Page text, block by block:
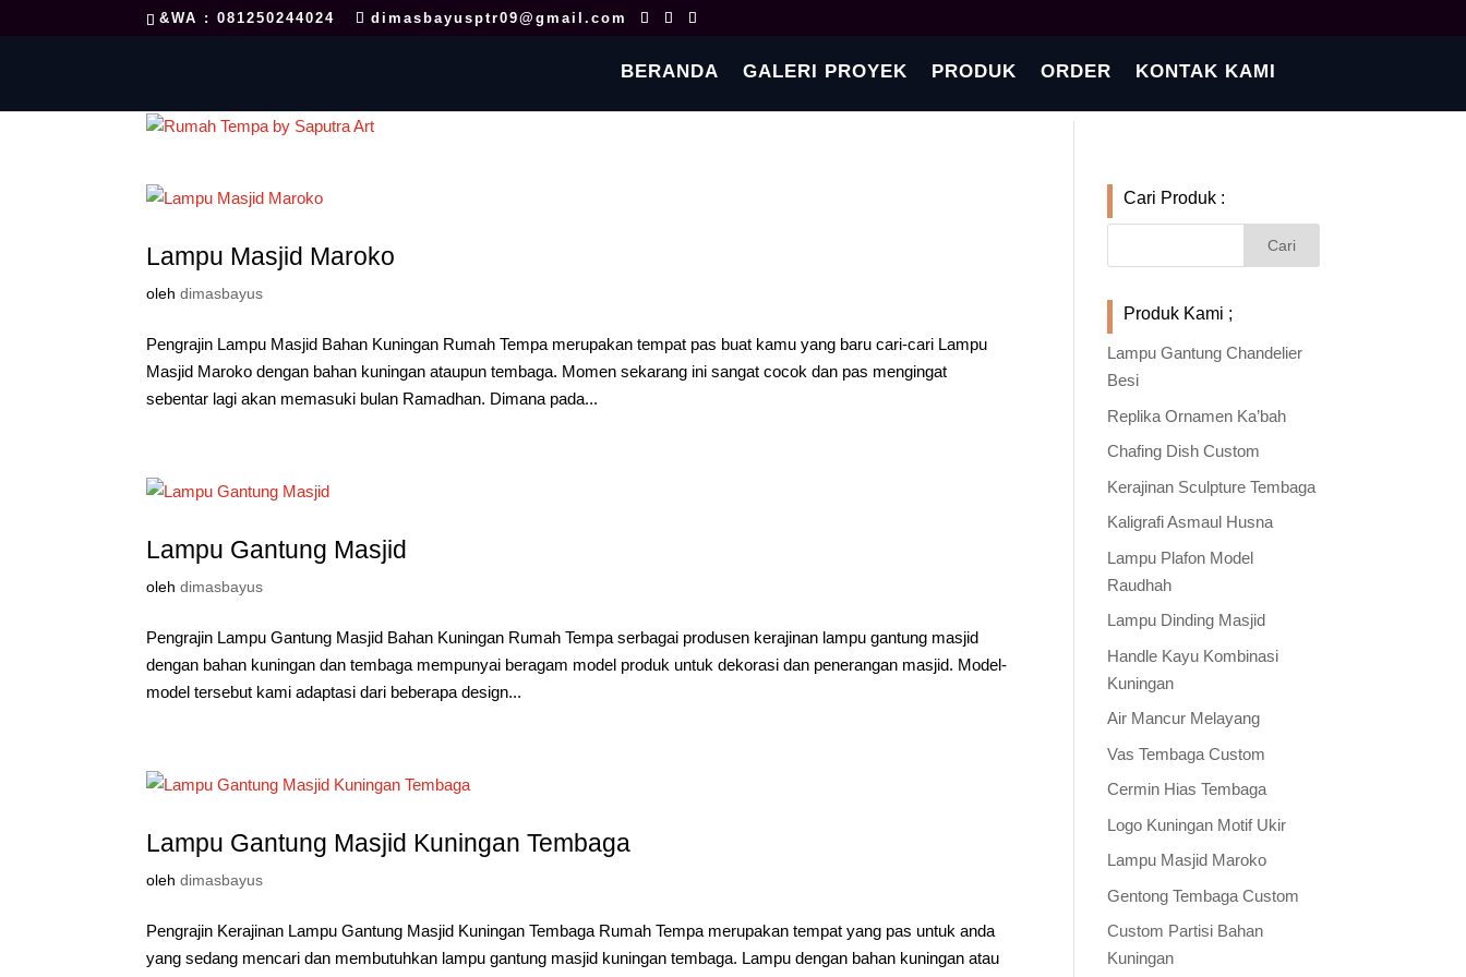
&WA : 081250244024 dimasbayusptr09@gmail.com
BERANDA GALERI PROYEK PRODUK ORDER KONTAK KAMI
Lampu Masjid Maroko
olehdimasbayus
Pengrajin Lampu Masjid Bahan Kuningan Rumah Tempa merupakan tempat pas buat kamu yang baru cari-cari Lampu
Masjid Maroko dengan bahan kuningan ataupun tembaga. Momen sekarang ini sangat cocok dan pas mengingat
sebentar lagi akan memasuki bulan Ramadhan. Dimana pada...
Lampu Gantung Masjid
olehdimasbayus
Pengrajin Lampu Gantung Masjid Bahan Kuningan Rumah Tempa serbagai produsen kerajinan lampu gantung masjid
dengan bahan kuningan dan tembaga mempunyai beragam model produk untuk dekorasi dan penerangan masjid. Model-
model tersebut kami adaptasi dari beberapa design...
Lampu Gantung Masjid Kuningan Tembaga
olehdimasbayus
Pengrajin Kerajinan Lampu Gantung Masjid Kuningan Tembaga Rumah Tempa merupakan tempat yang pas untuk anda
yang sedang mencari dan membutuhkan lampu gantung masjid kuningan tembaga. Lampu dengan bahan kuningan atau
Cari Produk :
Produk Kami ;
Lampu Gantung Chandelier
Besi
Replika Ornamen Ka’bah
Chafing Dish Custom
Kerajinan Sculpture Tembaga
Kaligrafi Asmaul Husna
Lampu Plafon Model
Raudhah
Lampu Dinding Masjid
Handle Kayu Kombinasi
Kuningan
Air Mancur Melayang
Vas Tembaga Custom
Cermin Hias Tembaga
Logo Kuningan Motif Ukir
Lampu Masjid Maroko
Gentong Tembaga Custom
Custom Partisi Bahan
Kuningan